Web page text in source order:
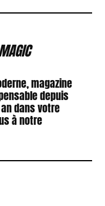
magazine
depuis
dans votre
à notre